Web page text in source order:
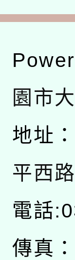
園市
地址：
平西
電話
傳真